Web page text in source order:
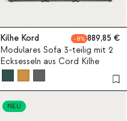
Kilhe Kord 8
889,85
Modulares Sofa 3-teilig mit 2
Ecksesseln aus Cord Kilhe
NEU